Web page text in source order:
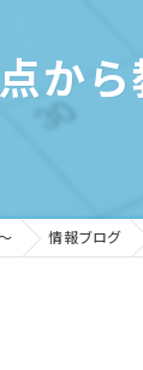
務所
場
か
情報ブログ